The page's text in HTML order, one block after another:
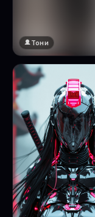
🔞 18+
Натисни за преглед
Тони